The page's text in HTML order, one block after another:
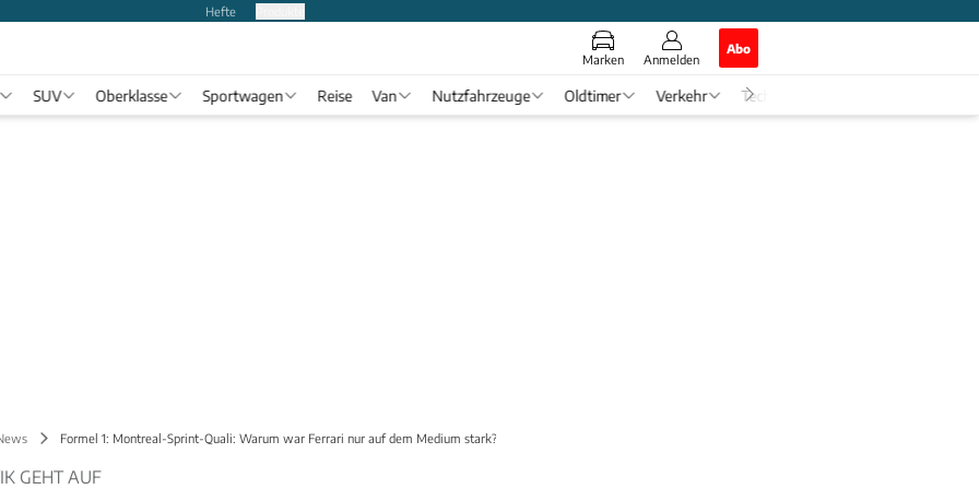
Hefte
Marken Anmelden
Abo
SUV Oberklasse Sportwagen Reise Van Nutzfahrzeuge Oldtimer Verkehr Tech & Zukunft
Formel 1: Montreal-Sprint-Quali: Warum war Ferrari nur auf dem Medium stark?
GEHT AUF